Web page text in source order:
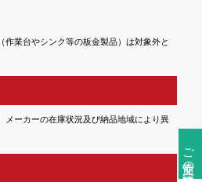
ご注文前の確認事項
業台やシンク等の板金製品）は対象外と
メーカーの在庫状況及び納品地域により異